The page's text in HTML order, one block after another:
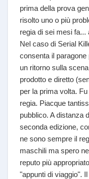
prima della prova
risolto uno o più
regia di sei mesi
Nel caso di Serial
consenta il
un ritorno sulla
prodotto e diretto
per la prima volta.
regia. Piacque
pubblico. A distanza
seconda edizione,
ne sono sempre il
maschili ma spero
reputo più
"appunti di viaggio".